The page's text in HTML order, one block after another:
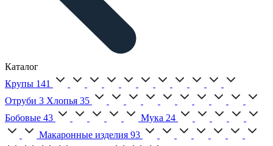
Каталог
Крупы 141
Отруби 3 Хлопья 35
Бобовые 43 Мука 24
Макаронные изделия 93